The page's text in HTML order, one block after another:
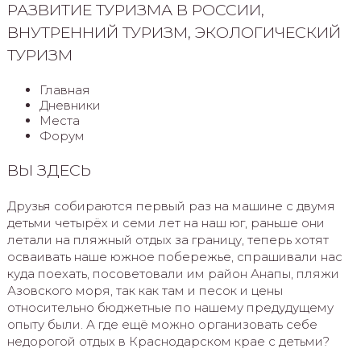
РАЗВИТИЕ ТУРИЗМА В РОССИИ,
ВНУТРЕННИЙ ТУРИЗМ, ЭКОЛОГИЧЕСКИЙ
ТУРИЗМ
Главная
Дневники
Места
Форум
ВЫ ЗДЕСЬ
Друзья собираются первый раз на машине с двумя
детьми четырёх и семи лет на наш юг, раньше они
летали на пляжный отдых за границу, теперь хотят
осваивать наше южное побережье, спрашивали нас
куда поехать, посоветовали им район Анапы, пляжи
Азовского моря, так как там и песок и цены
относительно бюджетные по нашему предудущему
опыту были. А где ещё можно организовать себе
недорогой отдых в Краснодарском крае с детьми?